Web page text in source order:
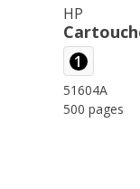
HP
1
51604A
500 pages